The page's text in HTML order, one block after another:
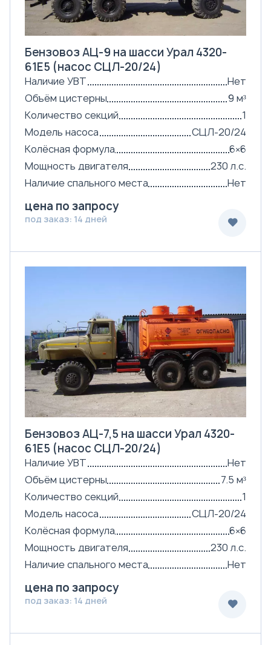
Бензовоз АЦ-9 на шасси Урал 4320-
61Е5 (насос СЦЛ-20/24)
Наличие УВТ
Нет
Объём цистерны
9 м³
Количество секций
1
Модель насоса
СЦЛ-20/24
Колёсная формула
6×6
Мощность двигателя
230 л.с.
Наличие спального места
Нет
цена по запросу
под заказ: 14 дней
Бензовоз АЦ-7,5 на шасси Урал 4320-
61Е5 (насос СЦЛ-20/24)
Наличие УВТ
Нет
Объём цистерны
7.5 м³
Количество секций
1
Модель насоса
СЦЛ-20/24
Колёсная формула
6×6
Мощность двигателя
230 л.с.
Наличие спального места
Нет
цена по запросу
под заказ: 14 дней